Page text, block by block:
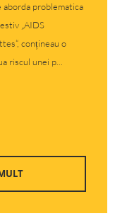
problematica
„AIDS
conțineau o
riscul unei p...